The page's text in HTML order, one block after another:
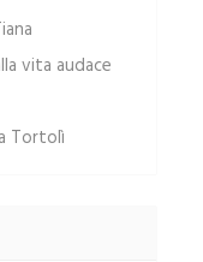
vita audace
Tortolì